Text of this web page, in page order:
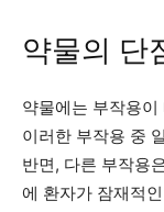
약물의 단
약물에는 부작용
이러한 부작용 중
반면, 다른 부작용
에 환자가 잠재적